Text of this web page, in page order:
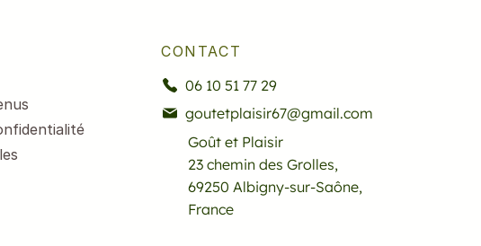
CONTACT
06 10 51 77 29
goutetplaisir67@gmail.com
Goût et Plaisir
23 chemin des Grolles,
69250 Albigny-sur-Saône,
France